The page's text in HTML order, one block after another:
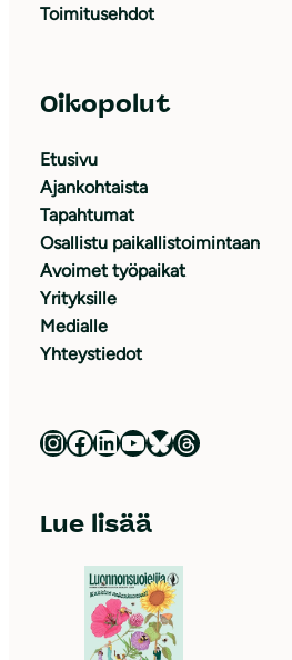
Toimitusehdot
Oikopolut
Etusivu
Ajankohtaista
Tapahtumat
Osallistu paikallistoimintaan
Avoimet työpaikat
Yrityksille
Medialle
Yhteystiedot
Luonnonsuojeluliitto Instagramissa Luonnonsuojeluliitto Facebookissa Luonnonsuojeluliitto LinkedInissä Luonnonsuojeluliiton YouTube-kanava Luonnonsuojeluliitto Blueskyssa Luonnonsuojeluliitto Threadsissa
Lue lisää